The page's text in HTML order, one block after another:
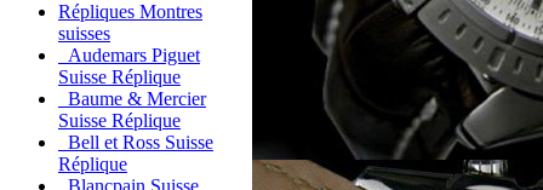
Répliques Montres
suisses
Audemars Piguet
Suisse Réplique
Baume & Mercier
Suisse Réplique
Bell et Ross Suisse
Réplique